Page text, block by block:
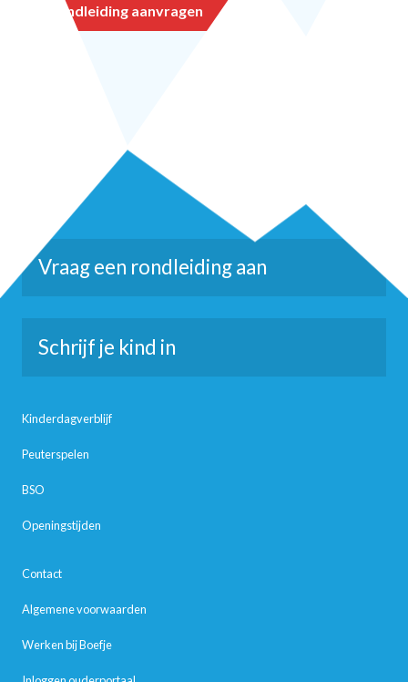
Rondleiding aanvragen
Vraag een rondleiding aan
Schrijf je kind in
Kinderdagverblijf
Peuterspelen
BSO
Openingstijden
Contact
Algemene voorwaarden
Werken bij Boefje